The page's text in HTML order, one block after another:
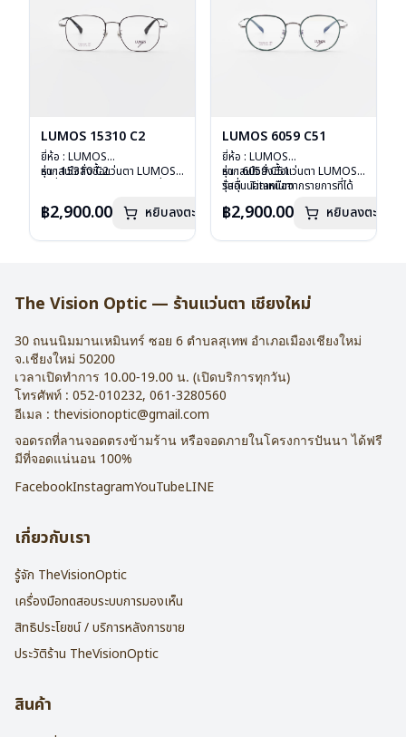
LUMOS 15310 C2
ยี่ห้อ : LUMOS
รุ่น : 15310 C2
บานพับ : ไม่มีสปริง
อุปกรณ์ : กล่องแว่น , ผ้าเช็ดแว่น
หากสนใจสั่งชื้อแว่นตา LUMOS
฿2,900.00 หยิบลงตะกร้า
LUMOS 6059 C51
ยี่ห้อ : LUMOS
รุ่น : 6059 C51
วัสดุ : Titanium
บานพับ : ไม่มีสปริง
อุปกรณ์ : กล่องแว่น , ผ้าเช็ดแว่น
หากสนใจสั่งชื้อแว่นตา LUMOS
รุ่นอื่นนอกเหนือจากรายการที่ได้
฿2,900.00 หยิบลงตะกร้า
The Vision Optic — ร้านแว่นตา เชียงใหม่
30 ถนนนิมมานเหมินทร์ ซอย 6 ตำบลสุเทพ อำเภอเมืองเชียงใหม่
จ.เชียงใหม่ 50200
เวลาเปิดทำการ 10.00-19.00 น. (เปิดบริการทุกวัน)
โทรศัพท์ : 052-010232, 061-3280560
อีเมล : thevisionoptic@gmail.com
จอดรถที่ลานจอดตรงข้ามร้าน หรือจอดภายในโครงการปันนา ได้ฟรี
มีที่จอดแน่นอน 100%
FacebookInstagramYouTubeLINE
เกี่ยวกับเรา
รู้จัก TheVisionOptic
เครื่องมือทดสอบระบบการมองเห็น
สิทธิประโยชน์ / บริการหลังการขาย
ประวัติร้าน TheVisionOptic
สินค้า